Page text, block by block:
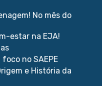
No mês do
estar na EJA!
no SAEPE
e História da